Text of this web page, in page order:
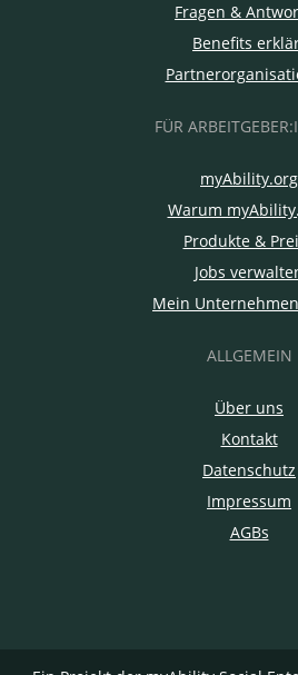
Fragen &
Benefits
FÜR
myAbility.org
Warum
Produkte &
Jobs
Mein
ALLGEMEIN
Über uns
Kontakt
Datenschutz
Impressum
AGBs